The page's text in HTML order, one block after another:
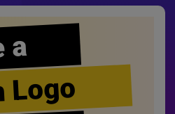
a
Logo